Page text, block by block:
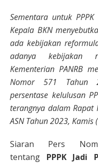
Sementara untuk
Kepala BKN
ada kebijakan
adanya kebijakan
Kementerian PANRB
Nomor 571 Tahun
persentase kelulusan
terangnya dalam Rapat
ASN Tahun 2023,
Siaran Pers
tentang PPPK Jadi